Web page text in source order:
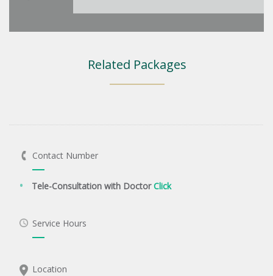
Related Packages
Contact Number
Tele-Consultation with DoctorClick
Service Hours
Location